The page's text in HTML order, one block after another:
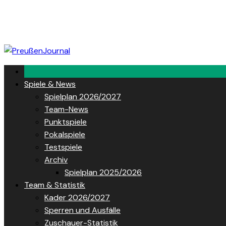
Spiele & News
Spielplan 2026/2027
Team-News
Punktspiele
Pokalspiele
Testspiele
Archiv
Spielplan 2025/2026
Team & Statistik
Kader 2026/2027
Sperren und Ausfälle
Zuschauer-Statistik